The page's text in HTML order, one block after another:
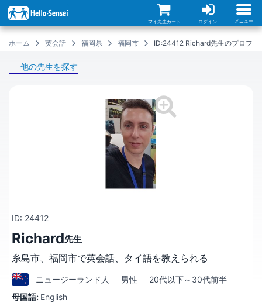
イ
ン
コ
マイ先生カート ログイン メニュー
ホーム 英会話 福岡県 福岡市 ID:24412 Richard先生のプロフィ
他の先生を探す
ID: 24412
Richard先生
糸島市、福岡市で英会話、タイ語を教えられる
ニュージーランド 人 男性
20代以下～30代前半
母国語: English